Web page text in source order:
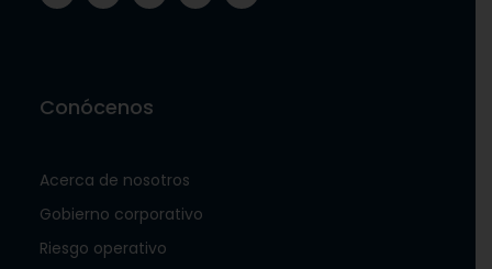
Conócenos
Acerca de nosotros
Gobierno corporativo
Riesgo operativo